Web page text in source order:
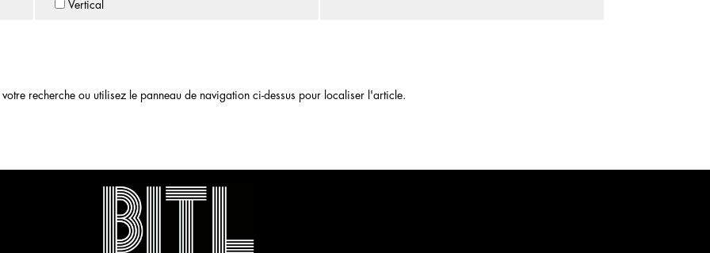
Vertical
recherche ou utilisez le panneau de navigation ci-dessus pour localiser l'article.